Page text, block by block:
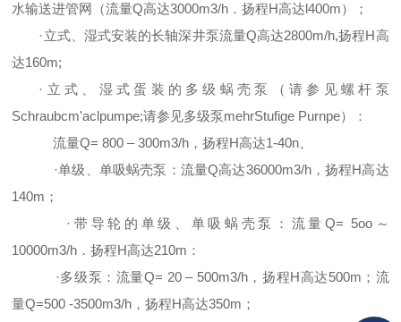
水输送进管网（流量Q高达3000m3/h ．扬程H高达l400m）；
·立式、湿式安装的长轴深井泵流量Q高达2800m/h,扬程H高
达160m;
·立式、湿式蛋装的多级蜗壳泵（请参见 螺杆泵
Schraubcm'aclpumpe;请参见多级泵mehrStufige Purnpe）：
流量Q= 800 – 300m3/h ，扬程H高达1-40n
·单级、单吸蜗壳泵：流量Q高达36000m3/h，扬程H高达
140m ；
·带导轮的单级、单吸蜗壳泵：流量Q= 5oo～
10000m3/h ．扬程H高达210m ：
·多级泵：流量Q= 20 – 500m3/h，扬程H高达500m ；流
量Q=500 -3500m3/h ，扬程H高达350m ；